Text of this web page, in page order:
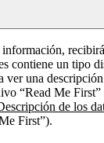
contiene un tipo
ver una
“Read Me
de los
First”).